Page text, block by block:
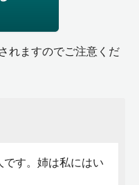
れますのでご注意くだ
す。姉は私にはい